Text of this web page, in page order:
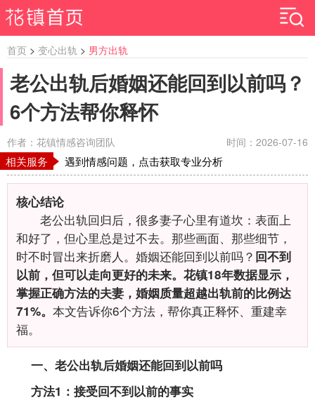
首页 > 变心出轨 > 男方出轨
老公出轨后婚姻还能回到以前吗？
6个方法帮你释怀
作者：花镇情感咨询团队 时间：2026-07-16
相关服务 遇到情感问题，点击获取专业分析
核心结论
老公出轨回归后，很多妻子心里有道坎：表面上
和好了，但心里总是过不去。那些画面、那些细节，
时不时冒出来折磨人。婚姻还能回到以前吗？ 回不到
以前，但可以走向更好的未来。花镇18年数据显示，
掌握正确方法的夫妻，婚姻质量超越出轨前的比例达
71%。 本文告诉你6个方法，帮你真正释怀、重建幸
福。
一、老公出轨后婚姻还能回到以前吗
方法1：接受回不到以前的事实